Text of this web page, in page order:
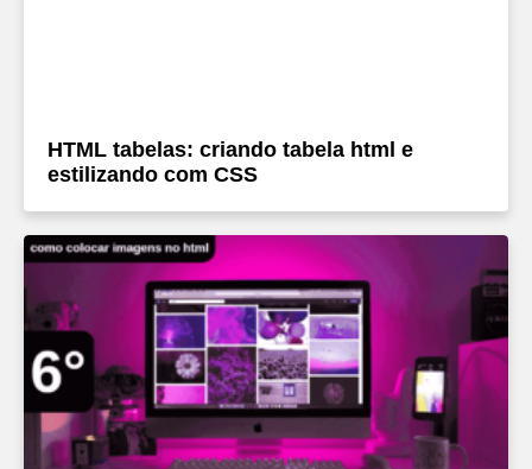
HTML tabelas: criando tabela html e
estilizando com CSS